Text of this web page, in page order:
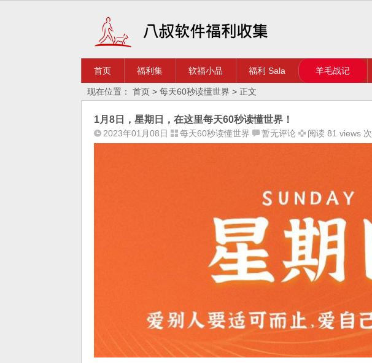
首页 福利集 软福小品 福利 Sala 羊毛战记
现在位置： 首页 > 每天60秒读懂世界 > 正文
1月8日，星期日，在这里每天60秒读懂世界！
2023年01月08日 每天60秒读懂世界 暂无评论 阅读 81 views 次